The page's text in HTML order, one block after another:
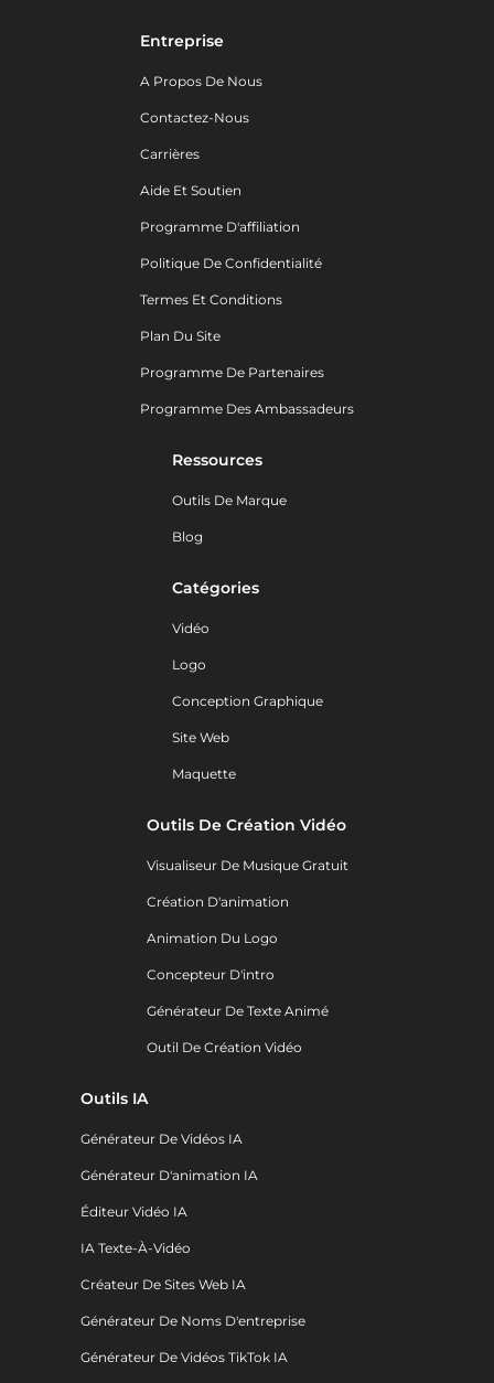
Entreprise
A Propos De Nous
Contactez-Nous
Carrières
Aide Et Soutien
Programme D'affiliation
Politique De Confidentialité
Termes Et Conditions
Plan Du Site
Programme De Partenaires
Programme Des Ambassadeurs
Ressources
Outils De Marque
Blog
Catégories
Vidéo
Logo
Conception Graphique
Site Web
Maquette
Outils De Création Vidéo
Visualiseur De Musique Gratuit
Création D'animation
Animation Du Logo
Concepteur D'intro
Générateur De Texte Animé
Outil De Création Vidéo
Outils IA
Générateur De Vidéos IA
Générateur D'animation IA
Éditeur Vidéo IA
IA Texte-À-Vidéo
Créateur De Sites Web IA
Générateur De Noms D'entreprise
Générateur De Vidéos TikTok IA